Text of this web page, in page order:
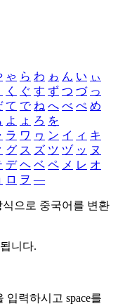
ゃ ら わ ゎ ん い ぃ
く ぐ す ず つ づ っ
て で ね へ べ ぺ め
よ ょ ろ を
ラ ワ ヮ ン イ ィ キ
グ ス ズ ツ ヅ ッ ヌ
デ ヘ ベ ペ メ レ オ
ロ ヲ ―
으로 중국어를 변환
니다.
입력하시고 space를